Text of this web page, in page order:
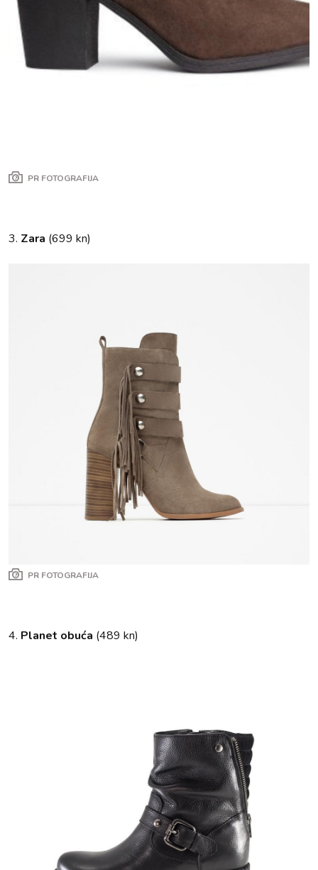
PR FOTOGRAFIJA
3. Zara (699 kn)
PR FOTOGRAFIJA
4. Planet obuća (489 kn)